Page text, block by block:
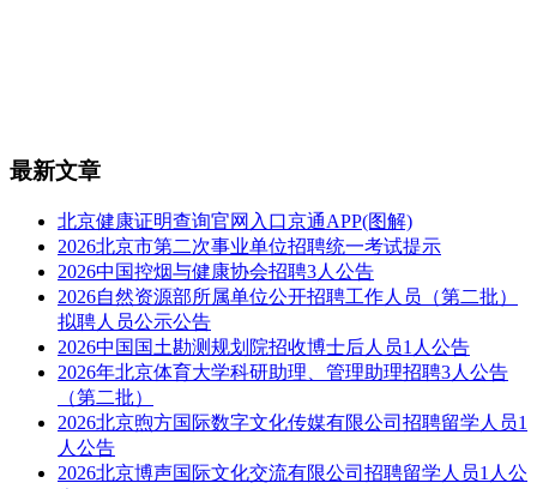
最新文章
北京健康证明查询官网入口京通APP(图解)
2026北京市第二次事业单位招聘统一考试提示
2026中国控烟与健康协会招聘3人公告
2026自然资源部所属单位公开招聘工作人员（第二批）
拟聘人员公示公告
2026中国国土勘测规划院招收博士后人员1人公告
2026年北京体育大学科研助理、管理助理招聘3人公告
（第二批）
2026北京煦方国际数字文化传媒有限公司招聘留学人员1
人公告
2026北京博声国际文化交流有限公司招聘留学人员1人公